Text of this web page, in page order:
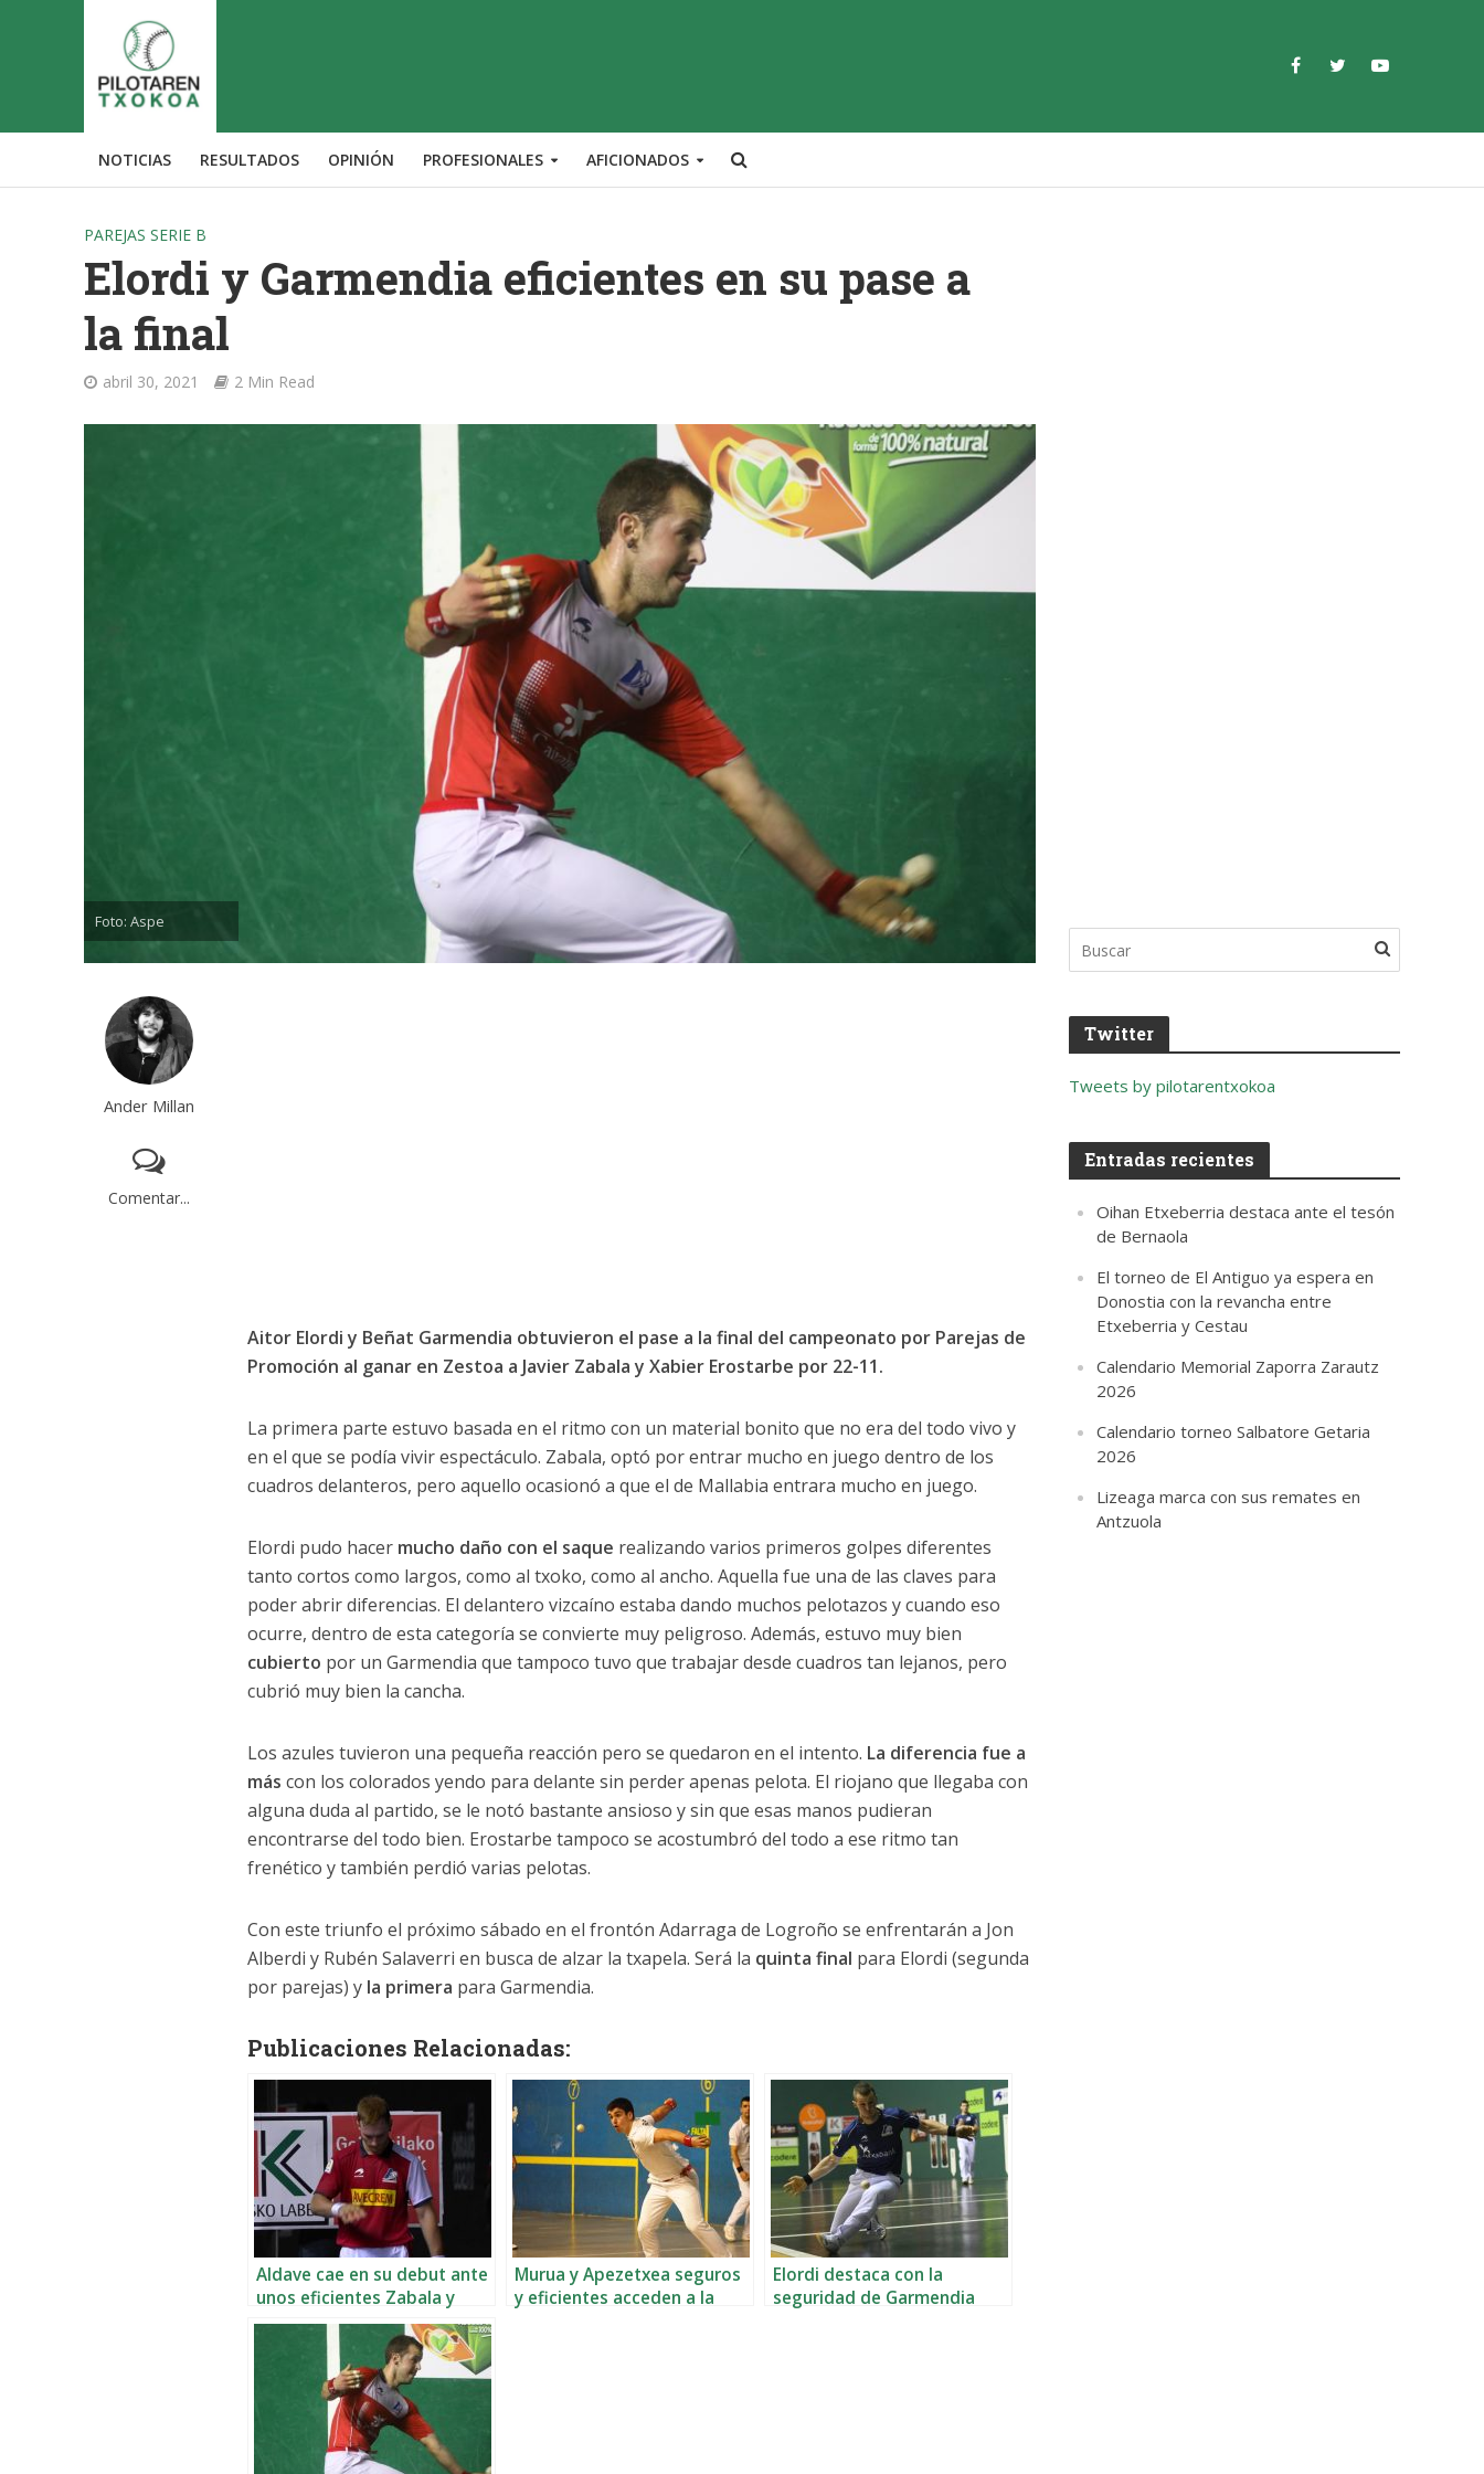
NOTICIAS RESULTADOS OPINIÓN PROFESIONALES AFICIONADOS
PAREJAS SERIE B
Elordi y Garmendia eficientes en su pase a
la final
abril 30, 2021 2 Min Read
Foto: Aspe
Ander Millan
Comentar...
Aitor Elordi y Beñat Garmendia obtuvieron el pase a la final del campeonato por Parejas de
Promoción al ganar en Zestoa a Javier Zabala y Xabier Erostarbe por 22-11.
La primera parte estuvo basada en el ritmo con un material bonito que no era del todo vivo y
en el que se podía vivir espectáculo. Zabala, optó por entrar mucho en juego dentro de los
cuadros delanteros, pero aquello ocasionó a que el de Mallabia entrara mucho en juego.
Elordi pudo hacer mucho daño con el saque realizando varios primeros golpes diferentes
tanto cortos como largos, como al txoko, como al ancho. Aquella fue una de las claves para
poder abrir diferencias. El delantero vizcaíno estaba dando muchos pelotazos y cuando eso
ocurre, dentro de esta categoría se convierte muy peligroso. Además, estuvo muy bien
cubierto por un Garmendia que tampoco tuvo que trabajar desde cuadros tan lejanos, pero
cubrió muy bien la cancha.
Los azules tuvieron una pequeña reacción pero se quedaron en el intento. La diferencia fue a
más con los colorados yendo para delante sin perder apenas pelota. El riojano que llegaba con
alguna duda al partido, se le notó bastante ansioso y sin que esas manos pudieran
encontrarse del todo bien. Erostarbe tampoco se acostumbró del todo a ese ritmo tan
frenético y también perdió varias pelotas.
Con este triunfo el próximo sábado en el frontón Adarraga de Logroño se enfrentarán a Jon
Alberdi y Rubén Salaverri en busca de alzar la txapela. Será la quinta final para Elordi (segunda
por parejas) y la primera para Garmendia.
Publicaciones Relacionadas:
Aldave cae en su debut ante
unos eficientes Zabala y
Erostarbe
Murua y Apezetxea seguros
y eficientes acceden a la
Elordi destaca con la
seguridad de Garmendia
Twitter
Tweets by pilotarentxokoa
Entradas recientes
Oihan Etxeberria destaca ante el tesón
de Bernaola
El torneo de El Antiguo ya espera en
Donostia con la revancha entre
Etxeberria y Cestau
Calendario Memorial Zaporra Zarautz
2026
Calendario torneo Salbatore Getaria
2026
Lizeaga marca con sus remates en
Antzuola